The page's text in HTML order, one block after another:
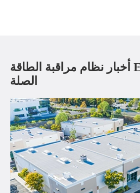
أخبار نظام مراقبة الطاقة Elecnova ذات
الصلة